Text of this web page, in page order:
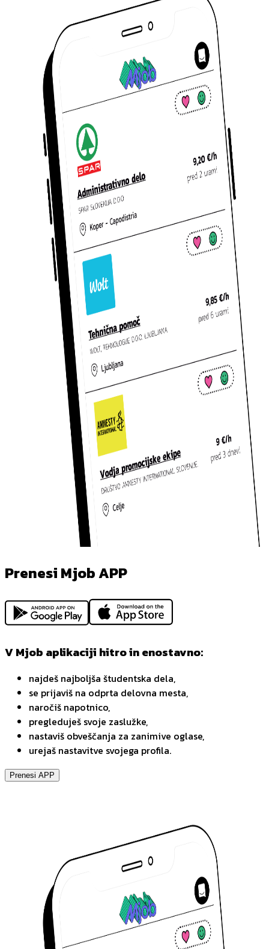
Prenesi Mjob APP
V Mjob aplikaciji hitro in enostavno:
najdeš najboljša študentska dela,
se prijaviš na odprta delovna mesta,
naročiš napotnico,
pregleduješ svoje zaslužke,
nastaviš obveščanja za zanimive oglase,
urejaš nastavitve svojega profila.
Prenesi APP